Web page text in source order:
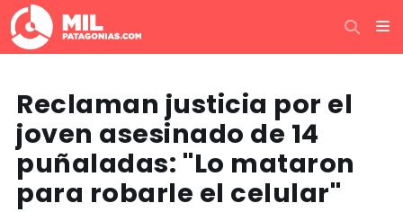
Reclaman justicia por el
joven asesinado de 14
puñaladas: ''Lo mataron
para robarle el celular''